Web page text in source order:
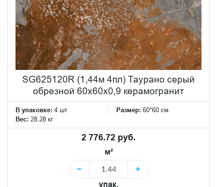
SG625120R (1,44м 4пл) Таурано серый
обрезной 60x60x0,9 керамогранит
В упаковке: 4 шт Размер: 60*60 см
Вес: 28.28 кг
2 776.72 руб.
м²
−
+
упак.